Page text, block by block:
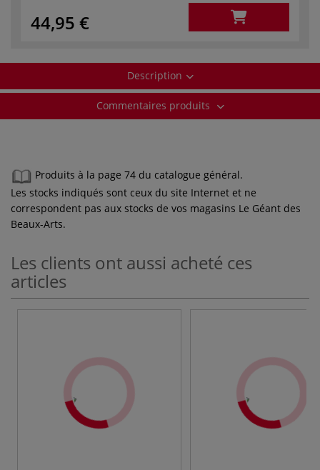
44,95 €
Description
Commentaires produits
Produits à la page 74 du catalogue général.
Les stocks indiqués sont ceux du site Internet et ne
correspondent pas aux stocks de vos magasins Le Géant des
Beaux-Arts.
Les clients ont aussi acheté ces
articles